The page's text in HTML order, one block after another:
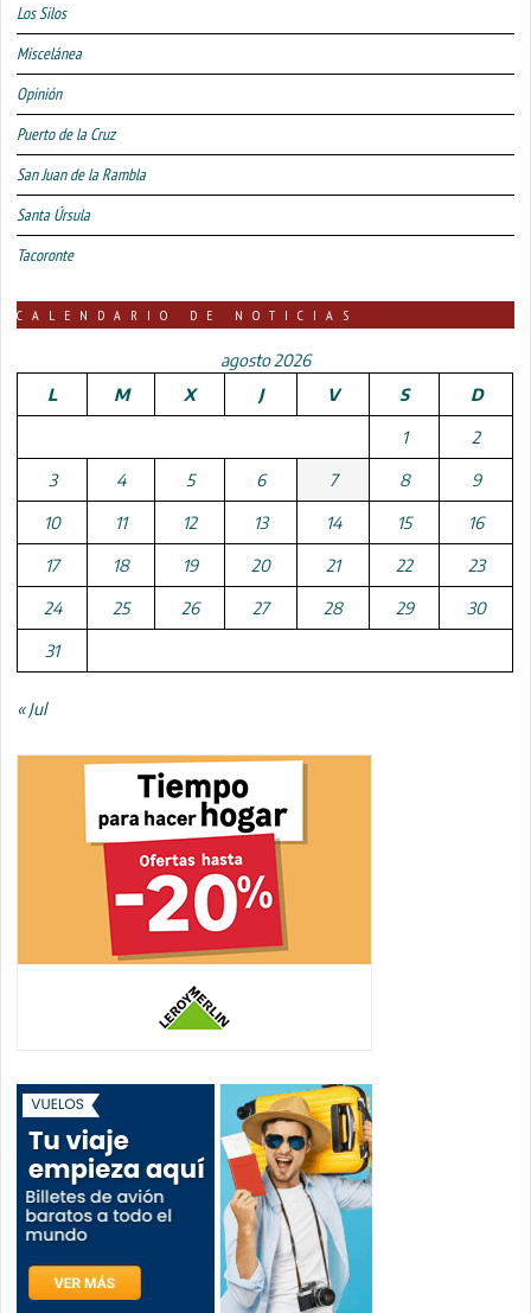
Los Silos
Miscelánea
Opinión
Puerto de la Cruz
San Juan de la Rambla
Santa Úrsula
Tacoronte
CALENDARIO DE NOTICIAS
agosto 2026
L
M X J V S D
1 2
3 4 5 6 7 8 9
10 11 12 13 14 15 16
17 18 19 20 21 22 23
24 25 26 27 28 29 30
31
« Jul